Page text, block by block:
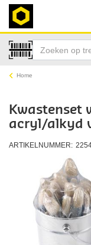
Home
Kwastenset
acryl/alkyd
ARTIKELNUMMER: